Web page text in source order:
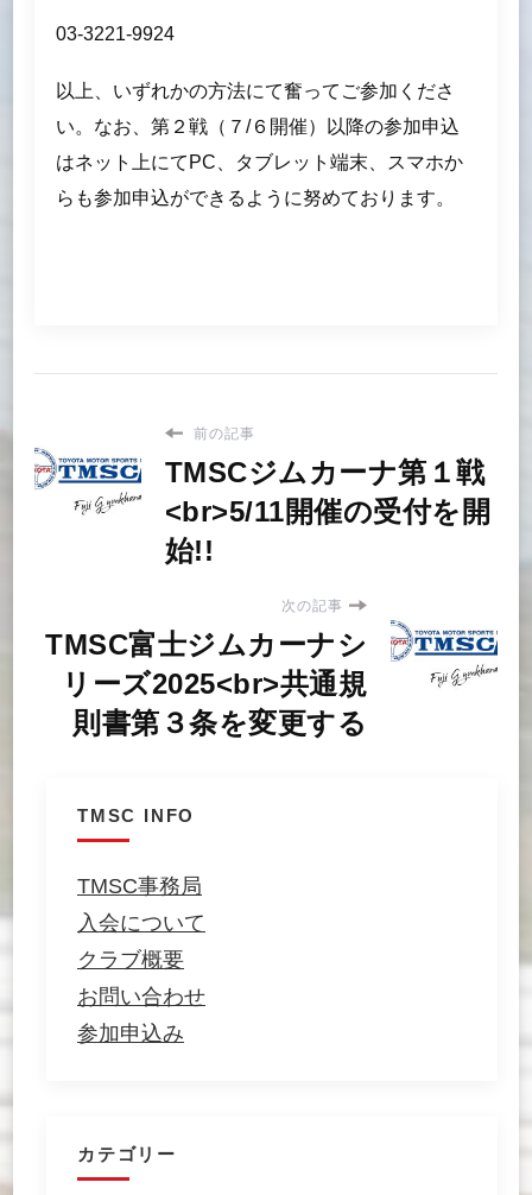
03-3221-9924
以上、いずれかの方法にて奮ってご参加くださ
い。なお、第２戦（７/６開催）以降の参加申込
はネット上にてPC、タブレット端末、スマホか
らも参加申込ができるように努めております。
前の記事
TMSCジムカーナ第１戦
<br>5/11開催の受付を開
始!!
次の記事
TMSC富士ジムカーナシ
リーズ2025<br>共通規
則書第３条を変更する
TMSC INFO
TMSC事務局
入会について
クラブ概要
お問い合わせ
参加申込み
カテゴリー